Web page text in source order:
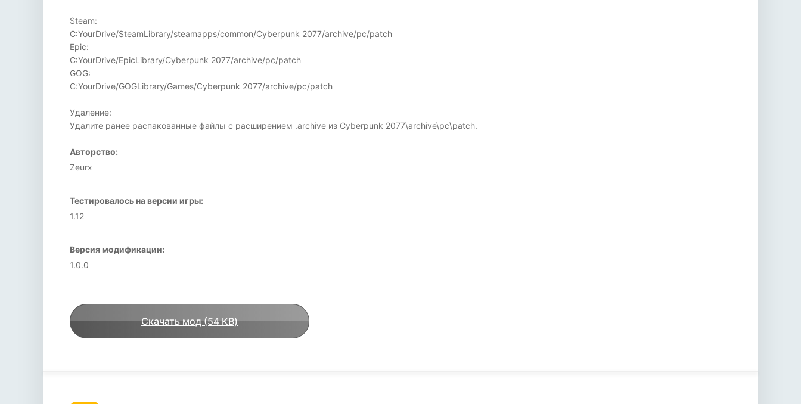
Steam:
C:YourDrive/SteamLibrary/steamapps/common/Cyberpunk 2077/archive/pc/patch
Epic:
C:YourDrive/EpicLibrary/Cyberpunk 2077/archive/pc/patch
GOG:
C:YourDrive/GOGLibrary/Games/Cyberpunk 2077/archive/pc/patch
Удаление:
Удалите ранее распакованные файлы с расширением .archive из Cyberpunk 2077\archive\pc\patch.
Авторство:
Zeurx
Тестировалось на версии игры:
1.12
Версия модификации:
1.0.0
Скачать мод (54 KB)